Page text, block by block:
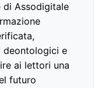
di Assodigitale
deontologici e
ai lettori una
futuro